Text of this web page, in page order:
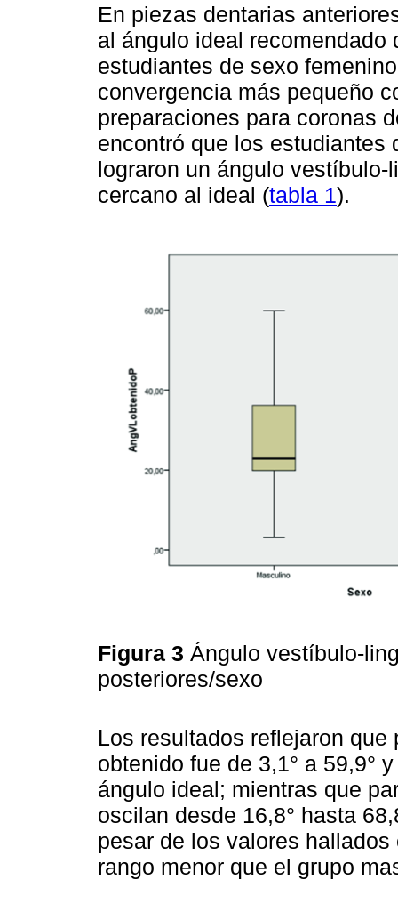
En piezas dentarias
al ángulo ideal recomendado
estudiantes de sexo
convergencia más pequeño
preparaciones para coronas
encontró que los estudiantes
lograron un ángulo
cercano al ideal (tabla 1).
Figura 3 Ángulo vestíbulo-
posteriores/sexo
Los resultados reflejaron
obtenido fue de 3,1° a 59,9°
ángulo ideal; mientras que
oscilan desde 16,8° hasta
pesar de los valores
rango menor que el grupo